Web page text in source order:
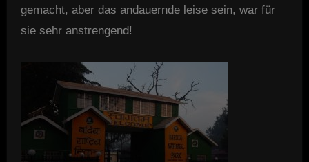
gemacht, aber das andauernde leise sein, war für
sie sehr anstrengend!